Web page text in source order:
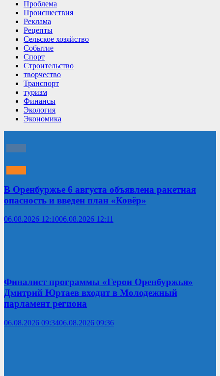
Проблема
Происшествия
Реклама
Рецепты
Сельское хозяйство
Событие
Спорт
Строительство
творчество
Транспорт
туризм
Финансы
Экология
Экономика
В Оренбуржье 6 августа объявлена ракетная
опасность и введен план «Ковёр»
06.08.2026 12:1006.08.2026 12:11
Финалист программы «Герои Оренбуржья»
Дмитрий Юртаев входит в Молодежный
парламент региона
06.08.2026 09:3406.08.2026 09:36